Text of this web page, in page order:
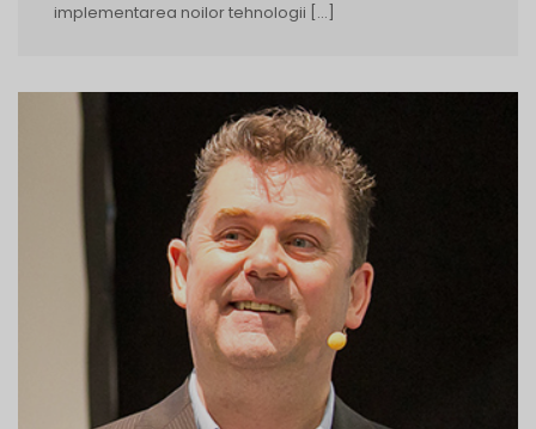
implementarea noilor tehnologii […]